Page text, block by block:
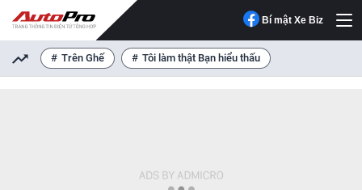
Bí mật Xe Biz
Trên Ghế Tôi làm thật Bạn hiểu thấu